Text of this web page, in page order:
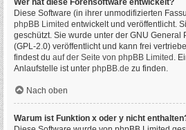
Wer hat diese Forensoftware entwickelt?
Diese Software (in ihrer unmodifizierten
phpBB Limited entwickelt und veröffentlicht.
geschützt. Sie wurde unter der GNU General
(GPL-2.0) veröffentlicht und kann frei
findest du auf der Seite von phpBB Limited .
Anlaufstelle ist unter phpBB.de zu finden.
Nach oben
Warum ist Funktion x oder y nicht